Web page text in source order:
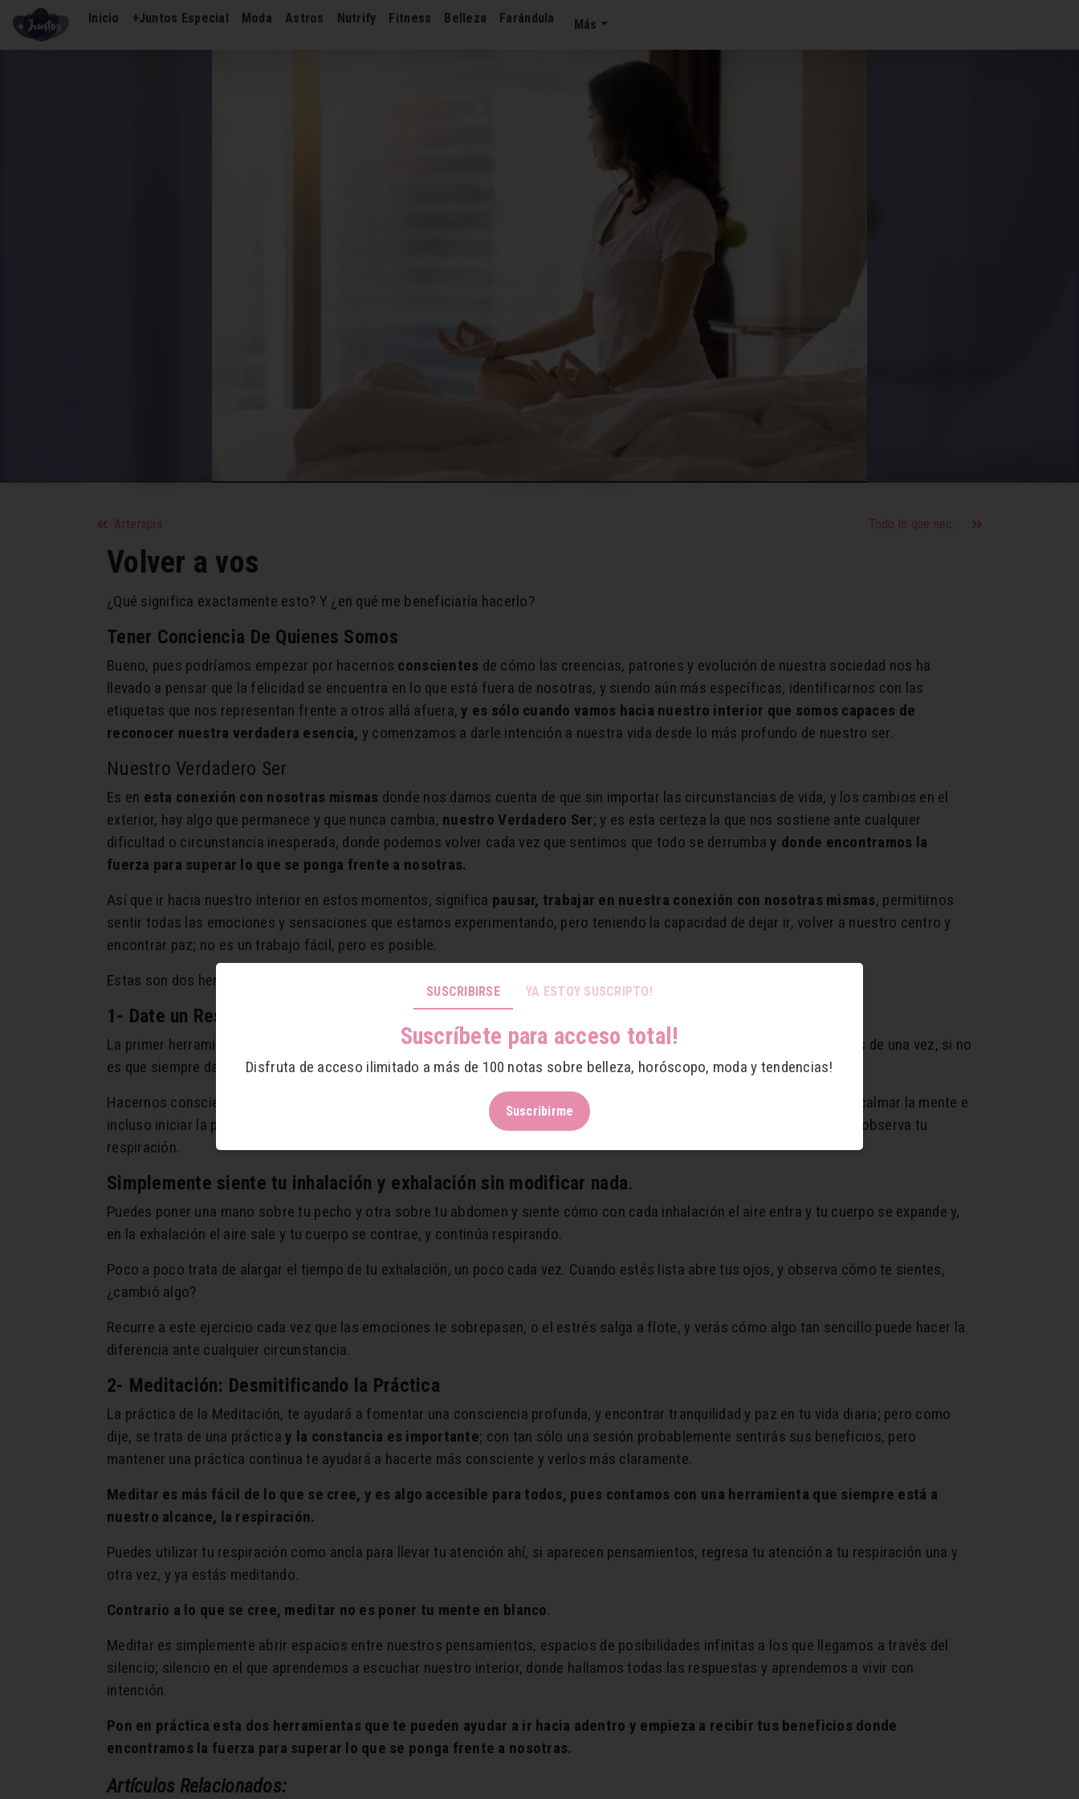
Inicio +Juntos Especial Moda Astros Nutrify Fitness Belleza Farándula Más
Arterapia Todo lo que necesitas saber sobre el embarazo y la maternidad
Volver a vos
¿Qué significa exactamente esto? Y ¿en qué me beneficiaría hacerlo?
Tener Conciencia De Quienes Somos
Bueno, pues podríamos empezar por hacernos conscientes de cómo las creencias, patrones y evolución de nuestra sociedad nos ha
llevado a pensar que la felicidad se encuentra en lo que está fuera de nosotras, y siendo aún más específicas, identificarnos con las
etiquetas que nos representan frente a otros allá afuera,y es sólo cuando vamos hacia nuestro interior que somos capaces de
reconocer nuestra verdadera esencia, y comenzamos a darle intención a nuestra vida desde lo más profundo de nuestro ser.
Nuestro Verdadero Ser
Es en esta conexión con nosotras mismas donde nos damos cuenta de que sin importar las circunstancias de vida, y los cambios en el
exterior, hay algo que permanece y que nunca cambia, nuestro Verdadero Ser; y es esta certeza la que nos sostiene ante cualquier
dificultad o circunstancia inesperada, donde podemos volver cada vez que sentimos que todo se derrumbay donde encontramos la
fuerza para superar lo que se ponga frente a nosotras.
Así que ir hacia nuestro interior en estos momentos, significa pausar, trabajar en nuestra conexión con nosotras mismas, permitirnos
sentir todas las emociones y sensaciones que estamos experimentando, pero teniendo la capacidad de dejar ir, volver a nuestro centro y
encontrar paz; no es un trabajo fácil, pero es posible.
Estas son dos herramientas que te pueden ayudar:
1- Date un Respiro
La primer herramienta y la más poderosa también, es tu respiración.Sí, así de sencillo comienza todo, con algo que más de una vez, si no
es que siempre damos por sentado, y difícilmente reconocemos en nuestro día a día.
Hacernos conscientes de nuestra respiración no sólo nos ayuda a nivel físico, pero también nos da una herramienta para calmar la mente e
incluso iniciar la práctica de la meditación de manera sencilla. Date un minuto, así sin más y donde estás, cierra tus ojos y observa tu
respiración.
Simplemente siente tu inhalación y exhalación sin modificar nada.
Puedes poner una mano sobre tu pecho y otra sobre tu abdomen y siente cómo con cada inhalación el aire entra y tu cuerpo se expande y,
en la exhalación el aire sale y tu cuerpo se contrae, y continúa respirando.
Poco a poco trata de alargar el tiempo de tu exhalación, un poco cada vez. Cuando estés lista abre tus ojos, y observa cómo te sientes,
¿cambió algo?
Recurre a este ejercicio cada vez que las emociones te sobrepasen, o el estrés salga a flote, y verás cómo algo tan sencillo puede hacer la
diferencia ante cualquier circunstancia.
2- Meditación: Desmitificando la Práctica
La práctica de la Meditación, te ayudará a fomentar una consciencia profunda, y encontrar tranquilidad y paz en tu vida diaria; pero como
dije, se trata de una prácticay la constancia es importante; con tan sólo una sesión probablemente sentirás sus beneficios, pero
mantener una práctica continua te ayudará a hacerte más consciente y verlos más claramente.
Meditar es más fácil de lo que se cree, y es algo accesible para todos, pues contamos con una herramienta que siempre está a
nuestro alcance, la respiración.
Puedes utilizar tu respiración como ancla para llevar tu atención ahí, si aparecen pensamientos, regresa tu atención a tu respiración una y
otra vez, y ya estás meditando.
Contrario a lo que se cree, meditar no es poner tu mente en blanco.
Meditar es simplemente abrir espacios entre nuestros pensamientos, espacios de posibilidades infinitas a los que llegamos a través del
silencio; silencio en el que aprendemos a escuchar nuestro interior, donde hallamos todas las respuestas y aprendemos a vivir con
intención.
Pon en práctica esta dos herramientas que te pueden ayudar a ir hacia adentro y empieza a recibir tus beneficios donde
encontramos la fuerza para superar lo que se ponga frente a nosotras.
Artículos Relacionados:
SUSCRIBIRSE YA ESTOY SUSCRIPTO!
Suscríbete para acceso total!
Disfruta de acceso ilimitado a más de 100 notas sobre belleza, horóscopo, moda y tendencias!
Suscribirme